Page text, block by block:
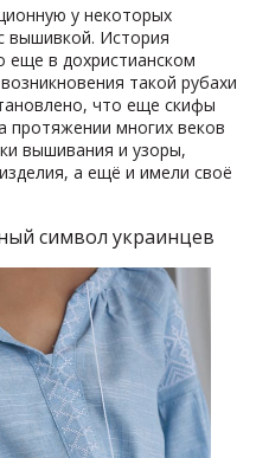
у некоторых
вышивкой. История
еще в дохристианском
такой рубахи
что еще скифы
протяжении многих веков
вышивания и узоры,
а ещё и имели своё
символ украинцев